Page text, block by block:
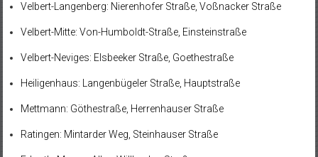
Velbert-Langenberg: Nierenhofer Straße, Voßnacker Straße
Velbert-Mitte: Von-Humboldt-Straße, Einsteinstraße
Velbert-Neviges: Elsbeeker Straße, Goethestraße
Heiligenhaus: Langenbügeler Straße, Hauptstraße
Mettmann: Göthestraße, Herrenhauser Straße
Ratingen: Mintarder Weg, Steinhauser Straße